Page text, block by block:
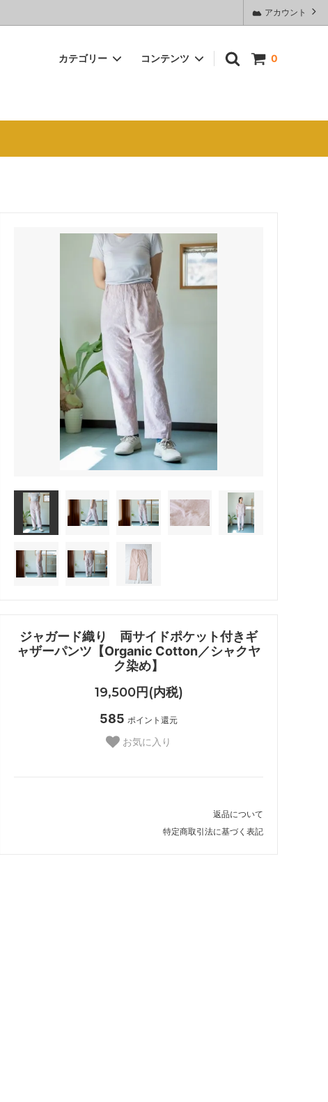
アカウント
0
カテゴリー コンテンツ
→ＡＯＱＵへ変わりました）
ジャガード織り 両サイドポケット付きギ
ャザーパンツ【Organic Cotton／シャクヤ
ク染め】
19,500円(内税)
585 ポイント還元
お気に入り
返品について
特定商取引法に基づく表記